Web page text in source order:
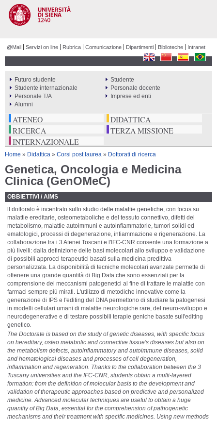
@Mail Servizi on line Rubrica Comunicazione Dipartimenti Biblioteche Intranet
ATENEO
DIDATTICA
RICERCA
TERZA MISSIONE
INTERNAZIONALE
PERCORSI
Futuro studente
Studente
Studente internazionale
Personale docente
Personale T/A
Imprese ed enti
Alumni
Tu sei qui
Home » Didattica » Corsi post laurea » Dottorati di ricerca
Genetica, Oncologia e Medicina
Clinica (GenOMeC)
OBBIETTIVI / AIMS
ll dottorato è incentrato sullo studio delle malattie genetiche, con focus su
malattie ereditarie, osteometaboliche e del tessuto connettivo, difetti del
metabolismo, malattie autoimmuni e autoinfiammatorie, tumori solidi ed
ematologici, processi di degenerazione, infiammazione e rigenerazione. La
collaborazione tra i 3 Atenei Toscani e l'IFC-CNR consente una formazione a
più livelli: dalla definizione delle basi molecolari allo sviluppo e validazione
di possibili approcci terapeutici basati sulla medicina predittiva
personalizzata. La disponibilità di tecniche molecolari avanzate permette di
ottenere una grande quantità di Big Data che sono essenziali per la
comprensione dei meccanismi patogenetici al fine di trattare le malattie con
farmaci sempre più mirati. L'utilizzo di metodiche innovative come la
generazione di IPS e l'editing del DNA permettono di studiare la patogenesi
in modelli cellulari umani di malattie neurologiche rare, del neuro-sviluppo e
neurodegenerative e di testare possibili terapie geniche basate sull'editing
genetico
The Doctorate is based on the study of genetic diseases, with specific focus
on hereditary, osteo metabolic and connective tissue's diseases but also on
the metabolism defects, autoinflammatory and autoimmune diseases, solid
and hematological diseases and processes of cell degeneration,
inflammation and regeneration. Thanks to the collaboration between the 3
Tuscany universities and the IFC-CNR, students obtain a multi-layered
formation: from the definition of molecular basis to the development and
validation of therapeutic approaches based on predictive and personalized
medicine. Advanced molecular techniques are useful to obtain a huge
quantity of Big Data, essential for the comprehension of pathogenetic
mechanisms and their treatment with specific medicines. Using new methods